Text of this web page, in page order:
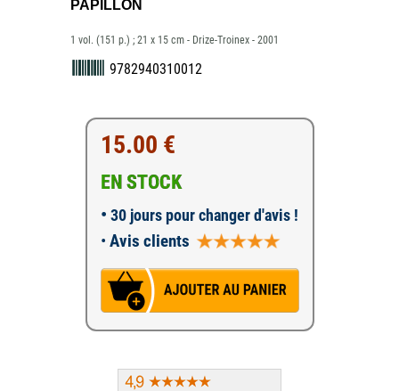
PAPILLON
1 vol. (151 p.) ; 21 x 15 cm - Drize-Troinex - 2001
9782940310012
15.00 €
EN STOCK
• 30 jours pour changer d'avis !
• Avis clients